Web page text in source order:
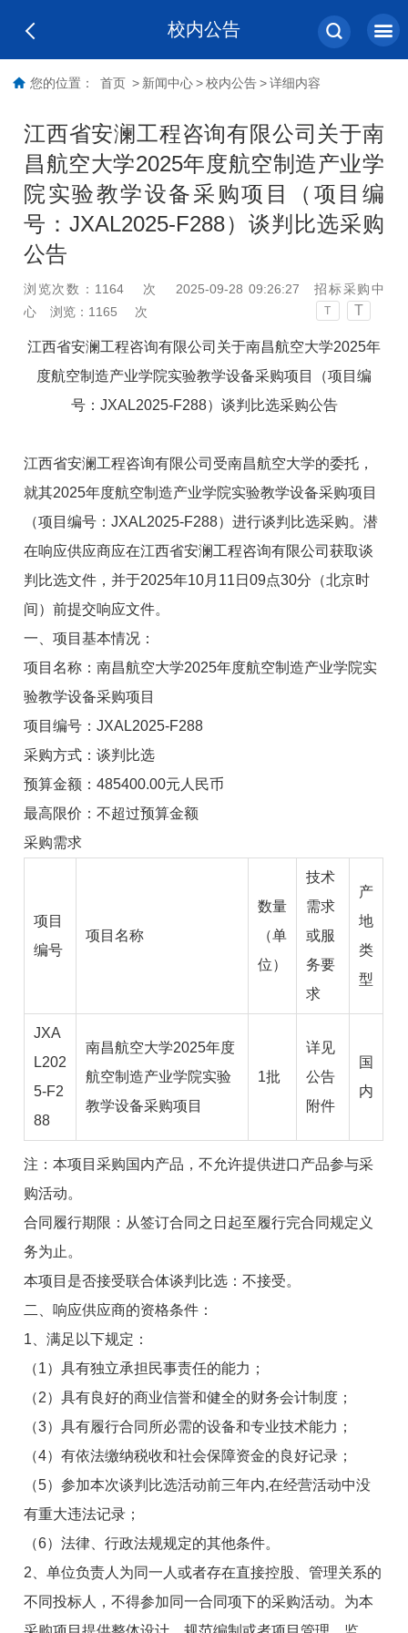
校内公告
您的位置： 首页 > 新闻中心 > 校内公告 > 详细内容
江西省安澜工程咨询有限公司关于南
昌航空大学2025年度航空制造产业学
院实验教学设备采购项目（项目编
号：JXAL2025-F288）谈判比选采购
公告
浏览次数： 1164 次 2025-09-28 09:26:27
招标采购中
心
浏览： 1165 次 T T
江西省安澜工程咨询有限公司关于南昌航空大学2025年
度航空制造产业学院实验教学设备采购项目
（项目编
号： JXAL2025-F288） 谈判比选采购公告
江西省安澜工程咨询有限公司受南昌航空大学的委托，
就其2025年度航空制造产业学院实验教学设备采购项目
（项目编号：JXAL2025-F288）进行谈判比选采购。潜
在响应供应商应在江西省安澜工程咨询有限公司获取谈
判比选文件，并于2025年10月 11 日09点30分 （北京时
间）前提交响应文件。
一、项目基本情况：
项目名称：南昌航空大学2025年度航空制造产业学院实
验教学设备采购项目
项目编号：JXAL2025-F288
采购方式：谈判比选
预算金额：485400.00元人民币
最高限价：不超过预算金额
采购需求
项目
编号
项目名称
数量
（单
位）
技术
需求
或服
务要
求
产
地
类
型
JXA
L202
5-F2
88
南昌航空大学2025年度
航空制造产业学院实验
教学设备采购项目
1批
详见
公告
附件
国
内
注：本项目采购国内产品，不允许提供进口产品参与采
购活动。
合同履行期限： 从签订合同之日起至履行完合同规定义
务为止 。
本项目是否接受联合体谈判比选：不接受。
二、响应供应商的资格条件：
1 、满足以下规定：
（1）具有独立承担民事责任的能力；
（2）具有良好的商业信誉和健全的财务会计制度；
（3）具有履行合同所必需的设备和专业技术能力；
（4）有依法缴纳税收和社会保障资金的良好记录；
（5）参加本次谈判比选活动前三年内,在经营活动中没
有重大违法记录；
（6）法律、行政法规规定的其他条件。
2 、单位负责人为同一人或者存在直接控股、管理关系的
不同投标人，不得参加同一合同项下的采购活动。为本